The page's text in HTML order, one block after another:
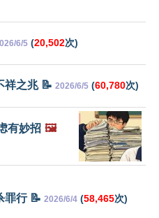
6/5 (20,502次)
祥之兆 📝 2026/6/5 (60,780次)
有妙招 🖼️
罪行 📝 2026/6/4 (58,465次)